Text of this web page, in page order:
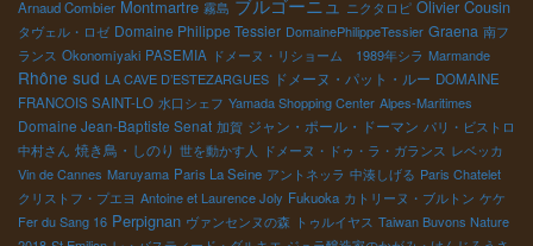
Arnaud Combier Montmartre 霧島 ブルゴーニュ ニクタロピ Olivier Cousin
タヴェル・ロゼ Domaine Philippe Tessier DomainePhilippeTessier Graena 南フ
ランス Okonomiyaki PASEMIA ドメーヌ・リショーム 1989年シラ Marmande
Rhône sud LA CAVE D’ESTEZARGUES ドメーヌ・パット・ルー DOMAINE
FRANCOIS SAINT-LO 水口シェフ Yamada Shopping Center Alpes-Maritimes
Domaine Jean-Baptiste Senat 加賀 ジャン・ポール・ドーマン パリ・ビストロ
中村さん 焼き鳥・しのり 世を動かす人 ドメーヌ・ドゥ・ラ・ガランス レベッカ
Vin de Cannes Maruyama Paris La Seine アントネッラ 中湊しげる Paris Chatelet
クリストフ・プエヨ Antoine et Laurence Joly Fukuoka カトリーヌ・ブルトン ケケ
Fer du Sang 16 Perpignan ヴァンセンヌの森 トゥルイヤス Taiwan Buvons Nature